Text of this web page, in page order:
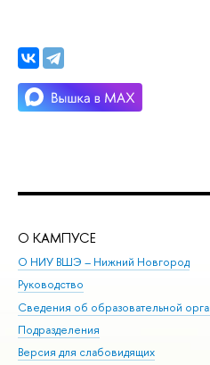
О КАМПУСЕ
О НИУ ВШЭ – Нижний Новгород
Руководство
Сведения об образовательной
Подразделения
Версия для слабовидящих